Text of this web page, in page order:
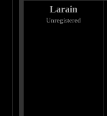
Larain
Unregistered